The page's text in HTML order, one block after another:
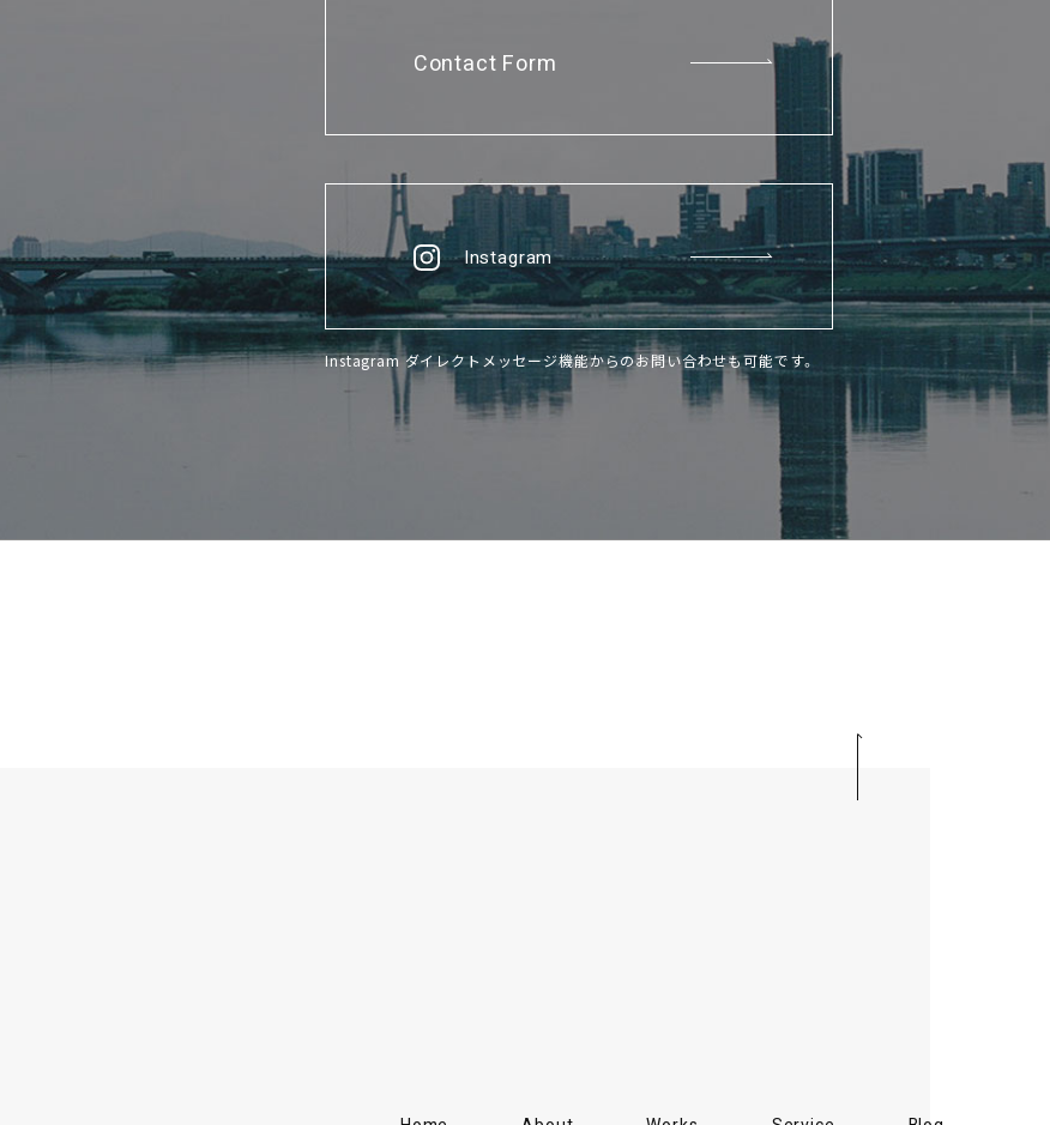
Contact Form
Instagram
Instagram ダイレクトメッセージ機能からのお問い合わせも可能です。